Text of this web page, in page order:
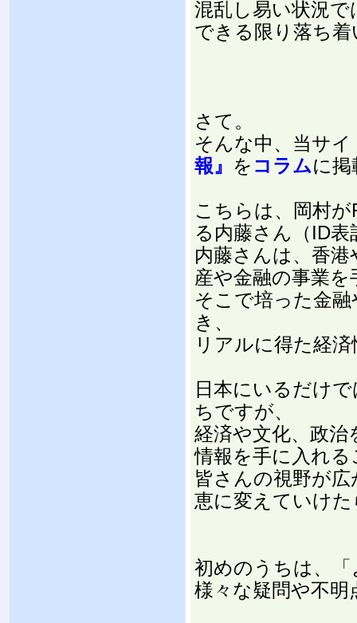
混乱し易い状況
できる限り落ち
さて。
そんな中、当サ
報』 を コラムに
こちらは、岡村
る内藤さん（ID
内藤さんは、香
産や金融の事業
そこで培った金
き、
リアルに得た経
日本にいるだけ
ちですが、
経済や文化、政
情報を手に入れる
皆さんの視野が
恵に変えていけ
初めのうちは、
様々な疑問や不